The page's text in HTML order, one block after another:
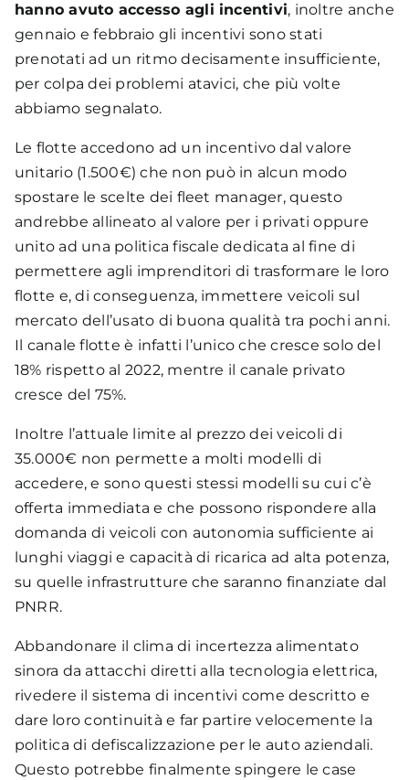
hanno avuto accesso agli incentivi, inoltre anche
gennaio e febbraio gli incentivi sono stati
prenotati ad un ritmo decisamente insufficiente,
per colpa dei problemi atavici, che più volte
abbiamo segnalato.
Le flotte accedono ad un incentivo dal valore
unitario (1.500€) che non può in alcun modo
spostare le scelte dei fleet manager, questo
andrebbe allineato al valore per i privati oppure
unito ad una politica fiscale dedicata al fine di
permettere agli imprenditori di trasformare le loro
flotte e, di conseguenza, immettere veicoli sul
mercato dell’usato di buona qualità tra pochi anni.
Il canale flotte è infatti l’unico che cresce solo del
18% rispetto al 2022, mentre il canale privato
cresce del 75%.
Inoltre l’attuale limite al prezzo dei veicoli di
35.000€ non permette a molti modelli di
accedere, e sono questi stessi modelli su cui c’è
offerta immediata e che possono rispondere alla
domanda di veicoli con autonomia sufficiente ai
lunghi viaggi e capacità di ricarica ad alta potenza,
su quelle infrastrutture che saranno finanziate dal
PNRR.
Abbandonare il clima di incertezza alimentato
sinora da attacchi diretti alla tecnologia elettrica,
rivedere il sistema di incentivi come descritto e
dare loro continuità e far partire velocemente la
politica di defiscalizzazione per le auto aziendali.
Questo potrebbe finalmente spingere le case